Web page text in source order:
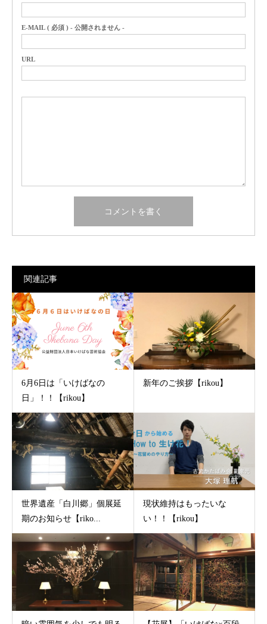
E-MAIL ( 必須 ) - 公開されません -
URL
関連記事
6月6日は「いけばなの
日」！！【rikou】
新年のご挨拶【rikou】
世界遺産「白川郷」個展延
期のお知らせ【riko...
現状維持はもったいな
い！！【rikou】